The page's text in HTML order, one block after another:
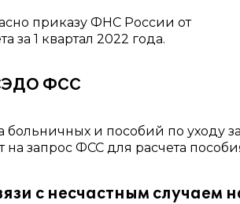
приказу ФНС России от
за 1 квартал 2022 года.
ФСС
больничных и пособий по уходу за
запрос ФСС для расчета
с несчастным случаем